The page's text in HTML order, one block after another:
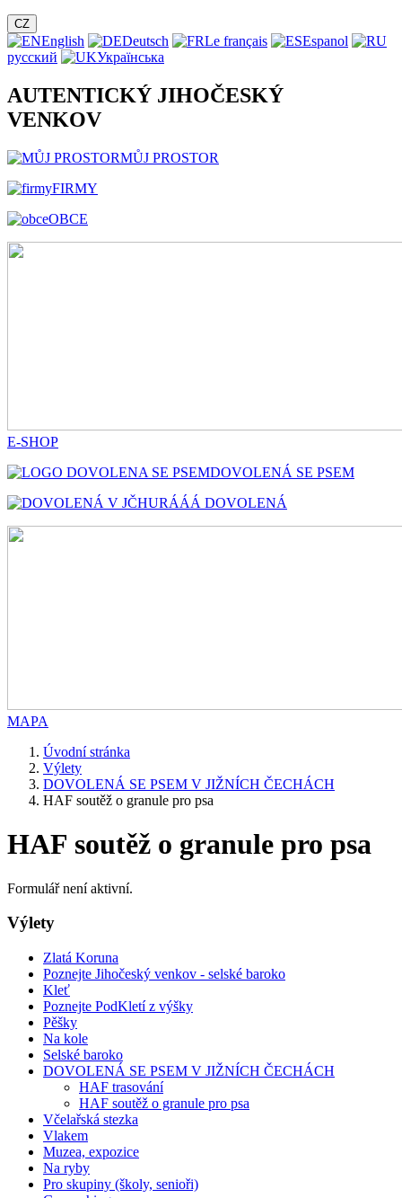
CZ
English Deutsch Le français
Espanol
русский
Українська
AUTENTICKÝ JIHOČESKÝ
VENKOV
MŮJ PROSTOR
FIRMY
OBCE
E-SHOP
DOVOLENÁ SE PSEM
HURÁÁÁ DOVOLENÁ
MAPA
Úvodní stránka
Výlety
DOVOLENÁ SE PSEM V JIŽNÍCH ČECHÁCH
HAF soutěž o granule pro psa
HAF soutěž o granule pro psa
Formulář není aktivní.
Výlety
Zlatá Koruna
Poznejte Jihočeský venkov - selské baroko
Kleť
Poznejte PodKletí z výšky
Pěšky
Na kole
Selské baroko
DOVOLENÁ SE PSEM V JIŽNÍCH ČECHÁCH
HAF trasování
HAF soutěž o granule pro psa
Včelařská stezka
Vlakem
Muzea, expozice
Na ryby
Pro skupiny (školy, senioři)